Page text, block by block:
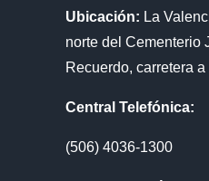
Ubicación: La
norte del Cementerio
Recuerdo, carretera
Central Telefónica:
(506) 4036-1300